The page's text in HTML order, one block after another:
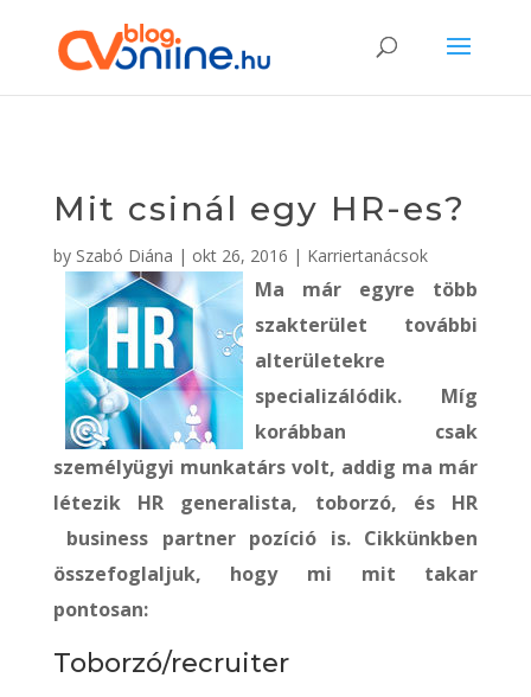
Mit csinál egy HR-es?
by Szabó Diána | okt 26, 2016 | Karriertanácsok
Ma már egyre több
szakterület további
alterületekre
specializálódik. Míg
korábban csak
személyügyi munkatárs volt, addig ma már
létezik HR generalista, toborzó, és HR
business partner pozíció is. Cikkünkben
összefoglaljuk, hogy mi mit takar
pontosan:
Toborzó/recruiter